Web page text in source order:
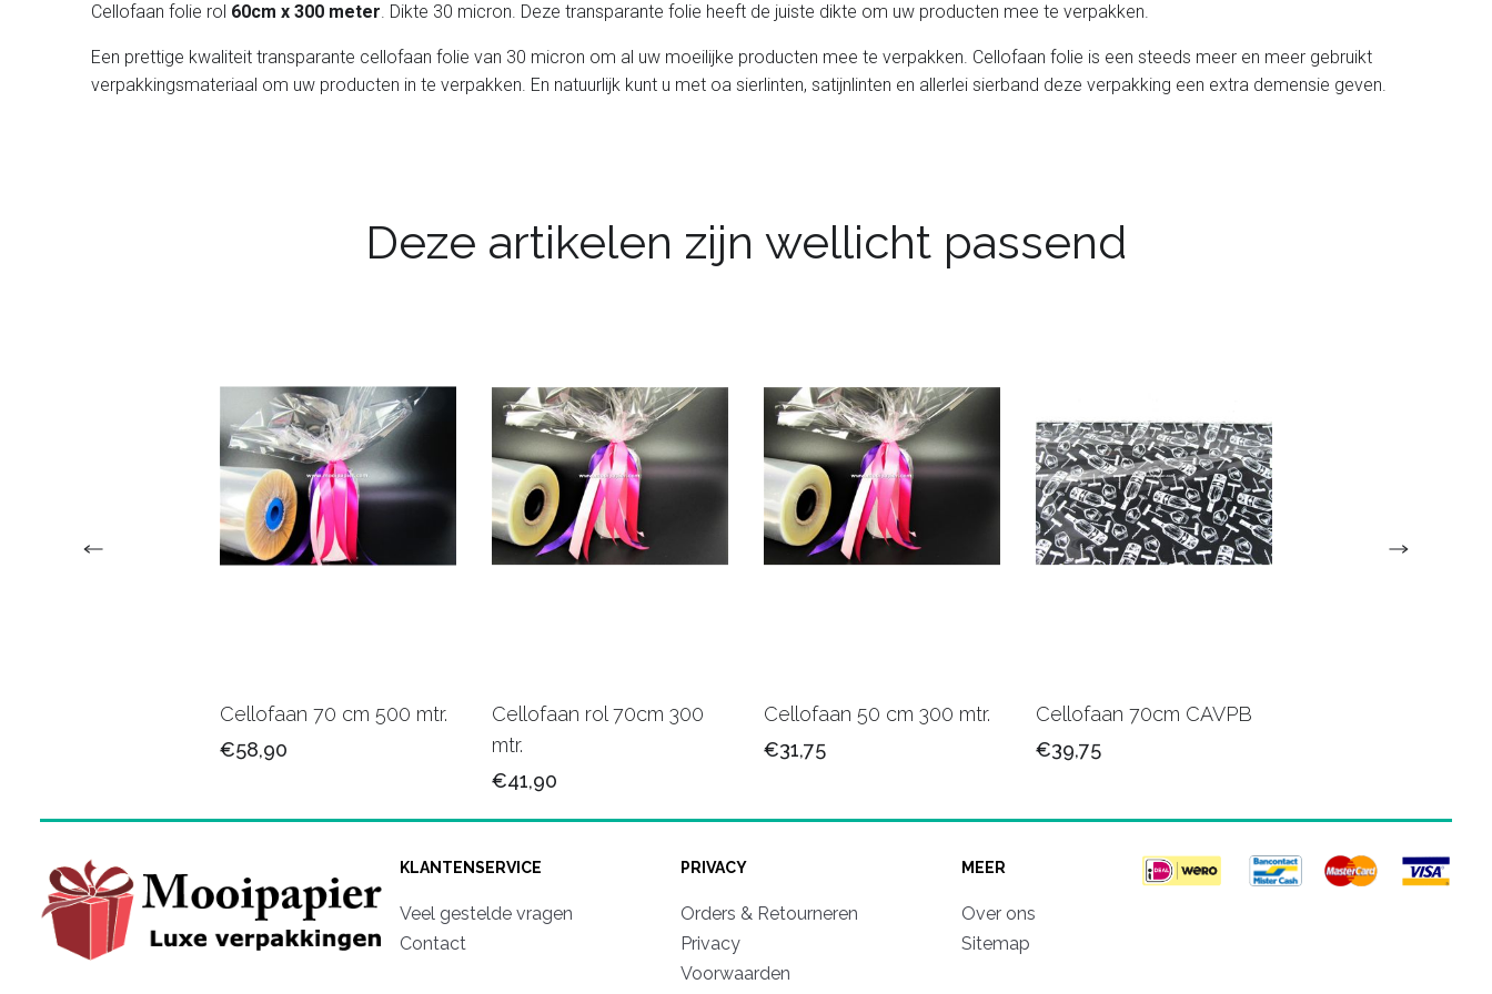
Cellofaan folie rol 60cm x 300 meter. Dikte 30 micron. Deze transparante folie heeft de juiste dikte om uw producten mee te verpakken.
Een prettige kwaliteit transparante cellofaan folie van 30 micron om al uw moeilijke producten mee te verpakken. Cellofaan folie is een steeds meer en meer gebruikt
verpakkingsmateriaal om uw producten in te verpakken. En natuurlijk kunt u met oa sierlinten, satijnlinten en allerlei sierband deze verpakking een extra demensie geven.
Deze artikelen zijn wellicht passend
Cellofaan 70 cm 500 mtr.
€58,90
Cellofaan rol 70cm 300
mtr.
€41,90
Cellofaan 50 cm 300 mtr.
€31,75
Cellofaan 70cm CAVPB
€39,75
KLANTENSERVICE
Veel gestelde vragen
Contact
PRIVACY
Orders & Retourneren
Privacy
Voorwaarden
MEER
Over ons
Sitemap